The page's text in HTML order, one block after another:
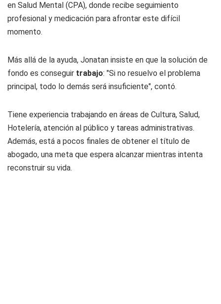
en Salud Mental (CPA), donde recibe seguimiento
profesional y medicación para afrontar este difícil
momento.
Más allá de la ayuda, Jonatan insiste en que la solución de
fondo es conseguir trabajo: "Si no resuelvo el problema
principal, todo lo demás será insuficiente", contó.
Tiene experiencia trabajando en áreas de Cultura, Salud,
Hotelería, atención al público y tareas administrativas.
Además, está a pocos finales de obtener el título de
abogado, una meta que espera alcanzar mientras intenta
reconstruir su vida.